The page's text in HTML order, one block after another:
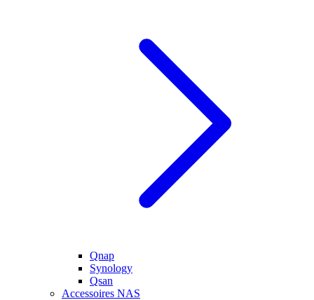
Qnap
Synology
Qsan
Accessoires NAS